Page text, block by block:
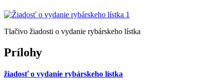
Tlačivo žiadosti o vydanie rybárskeho lístka
Prílohy
žiadosť o vydanie rybárskeho lístka